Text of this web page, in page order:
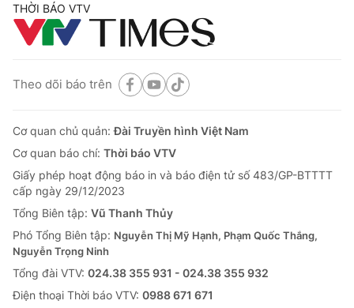
THỜI BÁO VTV
Theo dõi báo trên
Cơ quan chủ quản:Đài Truyền hình Việt Nam
Cơ quan báo chí: Thời báo VTV
Giấy phép hoạt động báo in và báo điện tử số 483/GP-BTTTT
cấp ngày 29/12/2023
Tổng Biên tập: Vũ Thanh Thủy
Phó Tổng Biên tập: Nguyễn Thị Mỹ Hạnh, Phạm Quốc Thắng,
Nguyễn Trọng Ninh
Tổng đài VTV: 024.38 355 931 - 024.38 355 932
Ðiện thoại Thời báo VTV: 0988 671 671